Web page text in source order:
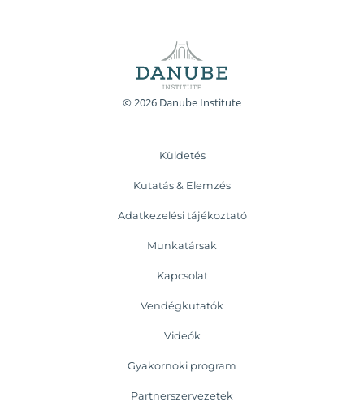
© 2026 Danube Institute
Küldetés
Kutatás & Elemzés
Adatkezelési tájékoztató
Munkatársak
Kapcsolat
Vendégkutatók
Videók
Gyakornoki program
Partnerszervezetek